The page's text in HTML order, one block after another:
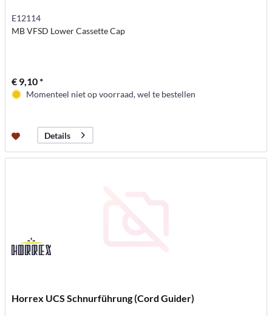
E12114
MB VFSD Lower Cassette Cap
€ 9,10 *
Momenteel niet op voorraad, wel te bestellen
Details
Horrex UCS Schnurführung (Cord Guider)